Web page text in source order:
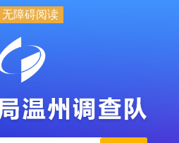
无障碍阅读